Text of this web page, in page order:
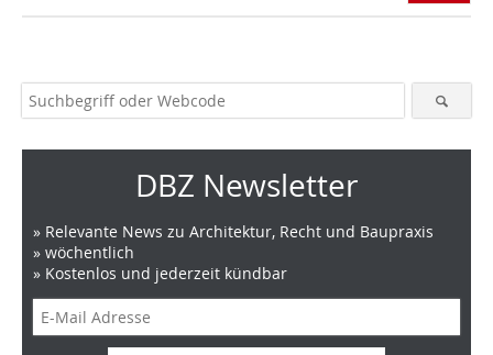
DBZ Newsletter
» Relevante News zu Architektur, Recht und Baupraxis
» wöchentlich
» Kostenlos und jederzeit kündbar